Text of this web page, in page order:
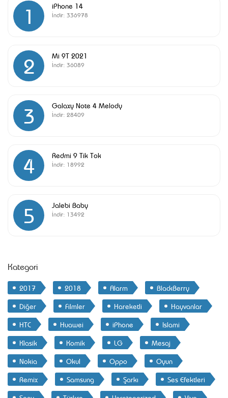
1 iPhone 14
İndir: 336978
2 Mi 9T 2021
İndir: 36089
3 Galaxy Note 4 Melody
İndir: 28409
4 Redmi 9 Tik Tok
İndir: 18992
5 Jalebi Baby
İndir: 13492
Kategori
2017 2018 Alarm
BlackBerry
Diğer
Filmler Hareketli
Hayvanlar
HTC
Huawei iPhone
Islami
Klasik
Komik LG
Mesaj
Nokia
Okul Oppo
Oyun
Remix
Samsung Şarkı
Ses Efektleri